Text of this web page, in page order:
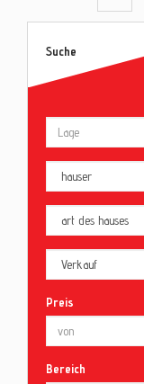
Suche
Preis
Bereich